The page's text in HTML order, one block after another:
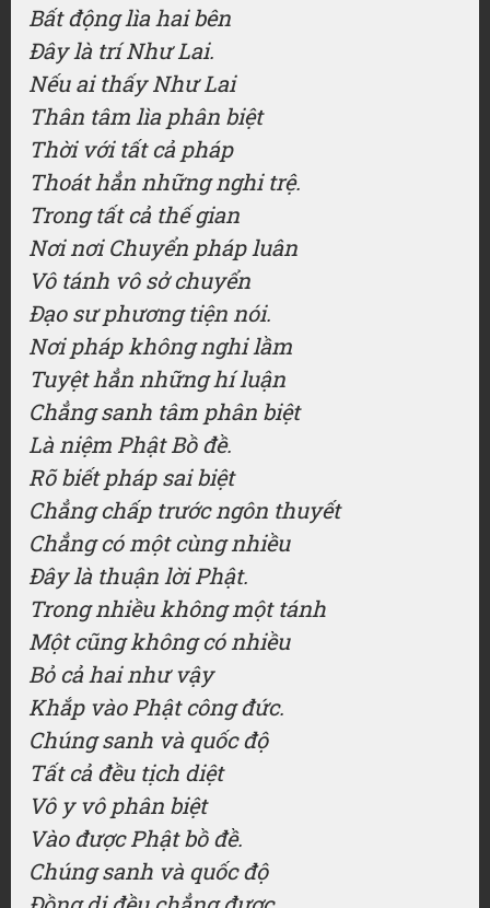
Bất động lìa hai bên
Đây là trí Như Lai.
Nếu ai thấy Như Lai
Thân tâm lìa phân biệt
Thời với tất cả pháp
Thoát hẳn những nghi trệ.
Trong tất cả thế gian
Nơi nơi Chuyển pháp luân
Vô tánh vô sở chuyển
Đạo sư phương tiện nói.
Nơi pháp không nghi lầm
Tuyệt hẳn những hí luận
Chẳng sanh tâm phân biệt
Là niệm Phật Bồ đề.
Rõ biết pháp sai biệt
Chẳng chấp trước ngôn thuyết
Chẳng có một cùng nhiều
Đây là thuận lời Phật.
Trong nhiều không một tánh
Một cũng không có nhiều
Bỏ cả hai như vậy
Khắp vào Phật công đức.
Chúng sanh và quốc độ
Tất cả đều tịch diệt
Vô y vô phân biệt
Vào được Phật bồ đề.
Chúng sanh và quốc độ